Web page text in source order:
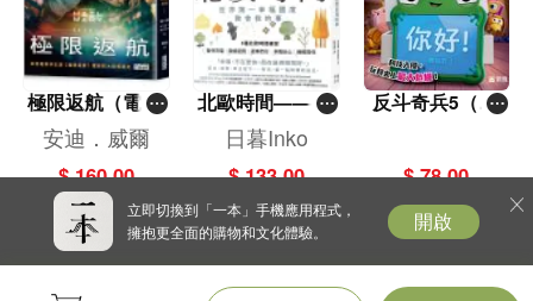
極限返航（電影
書衣典藏版）
（獨家收錄作者
訪談）
安迪．威爾
$ 160.00
北歐時間——世
界第一幸福國度
教會我的事
日暮Inko
$ 133.00
反斗奇兵5（圖
$ 78.00
立即切換到「一本」手機應用程式，
擁抱更全面的購物和文化體驗。
開啟